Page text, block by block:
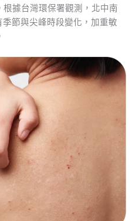
據台灣環保署觀測，北中南
節與尖峰時段變化，加重敏